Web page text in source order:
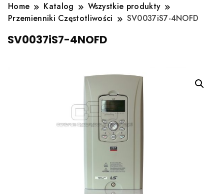
Home Katalog
Wszystkie produkty
Przemienniki Częstotliwości
SV0037iS7-4NOFD
SV0037iS7-4NOFD